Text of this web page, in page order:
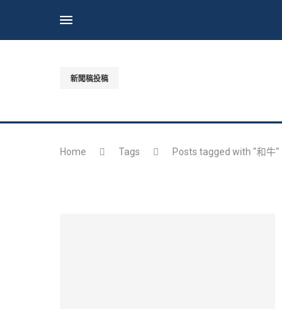
新聞稿投稿
Home Tags Posts tagged with "和牛"